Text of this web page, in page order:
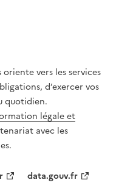
vers les services
d’exercer vos
quotidien.
légale et
avec les
data.gouv.fr